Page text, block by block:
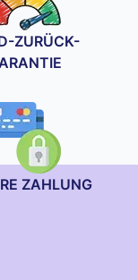
ZURÜCK-
ZAHLUNG